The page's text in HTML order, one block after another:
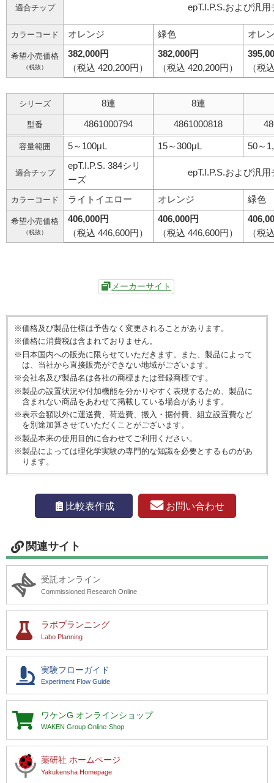
適合チップ epT.I.P.S.および汎用
カラーコード オレンジ 緑色 オレ
希望小売価格
（税抜）
382,000円
（税込 420,200円）
382,000円
（税込 420,200円）
（税
シリーズ 8連 8連
型番 4861000794 4861000818
容量範囲 5～100μL 15～300μL 50～
適合チップ
epT.I.P.S. 384シリ
ーズ
epT.I.P.S.および汎用
カラーコード ライトイエロー オレンジ 緑色
希望小売価格
（税抜）
406,000円
（税込 446,600円）
406,000円
（税込 446,600円）
（税
メーカーサイト
※価格及び製品仕様は予告なく変更されることがあります。
※価格に消費税は含まれておりません。
※日本国内への販売に限らせていただきます。また、製品によって
は、当社から直接販売ができない地域がございます。
※会社名及び製品名は各社の商標または登録商標です。
※製品の設置状況や付加機能を分かりやすく表現するため、製品に
含まれない商品をあわせて掲載している場合があります。
※表示金額以外に運送費、荷造費、搬入・据付費、組立設置費など
を別途加算させていただくことがございます。
※製品本来の使用目的に合わせてご利用ください。
※製品によっては理化学実験の専門的な知識を必要とするものがあ
ります。
比較表作成 お問い合わせ
関連サイト
受託オンライン
Commissioned Research Online
ラボプランニング
Labo Planning
実験フローガイド
Experiment Flow Guide
ワケンG オンラインショップ
WAKEN Group Online-Shop
薬研社 ホームページ
Yakukensha Homepage